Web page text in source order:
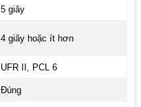
5 giây
4 giây hoặc ít hơn
UFR II, PCL 6
Đúng